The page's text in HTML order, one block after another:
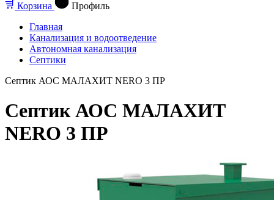
Корзина
Профиль
Главная
Канализация и водоотведение
Автономная канализация
Септики
Септик АОС МАЛАХИТ NERO 3 ПР
Септик АОС МАЛАХИТ
NERO 3 ПР